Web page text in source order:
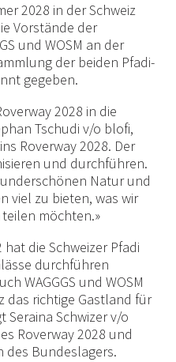
2028 in der Schweiz
Vorstände der
und WOSM an der
der beiden Pfadi-
gegeben.
2028 in die
Tschudi v/o blofi,
Roverway 2028. Der
und durchführen.
Natur und
viel zu bieten, was wir
möchten.»
die Schweizer Pfadi
durchführen
WAGGGS und WOSM
das richtige Gastland für
Seraina Schwizer v/o
Roverway 2028 und
des Bundeslagers.